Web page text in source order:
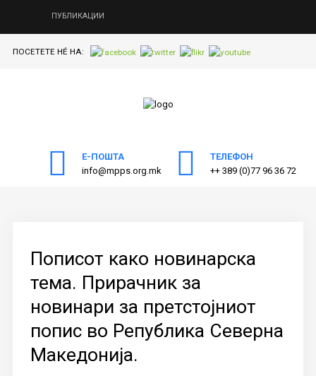
ПУБЛИКАЦИИ
КОНТАКТ
ПУБЛИКАЦИИ
ПОСЕТЕТЕ НÉ НА:
Е-ПОШТА
info@mpps.org.mk
ТЕЛЕФОН
++ 389 (0)77 96 36 72
на нашата веб страна
Пописот како новинарска
тема. Прирачник за
новинари за претстојниот
попис во Република Северна
Македонија.